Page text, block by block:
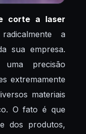
corte a laser
a
sua empresa.
uma precisão
extremamente
materiais
O fato é que
dos produtos,